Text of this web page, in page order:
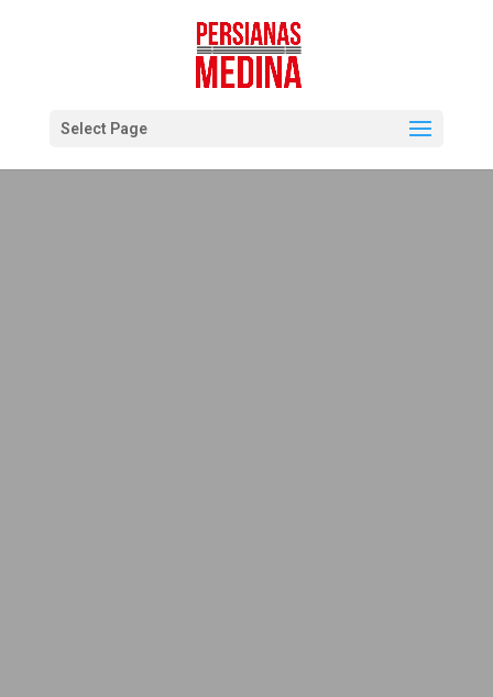
Select Page